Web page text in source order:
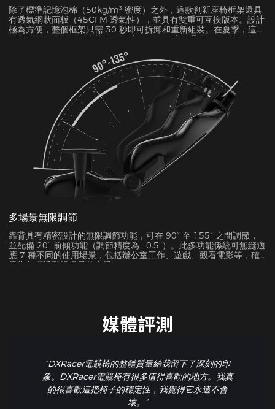
除了標準記憶泡棉（50kg/m³ 密度）之外，這款創新座椅框架還具
有透氣網狀面板（45CFM 透氣性），並具有雙重可互換版本。設計
極為方便，整個框架只需 30 秒即可拆卸和重新組裝。在夏季，這種
網狀結構可有效降低座椅表面溫度 5-8°C，這已通過紅外線熱成像
多場景無限調節
靠背具有精密設計的無限調節功能，可在 90° 至 155° 之間調節，
並配備 20° 前傾功能（調節精度為 ±0.5°）。此多功能係統可無縫適
應 7 種不同的使用場景，包括辦公室工作、遊戲、觀看電影等，確
保為每項活動提供最佳支援。
媒體評測
“DXRacer電競椅的整體質量給我留下了深刻的印
象。DXRacer電競椅有很多值得喜歡的地方。我真
的很喜歡這把椅子的穩定性，我覺得它永遠不會
壞。”